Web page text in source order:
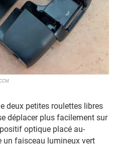
deux petites roulettes libres
déplacer plus facilement sur
optique placé au-
un faisceau lumineux vert